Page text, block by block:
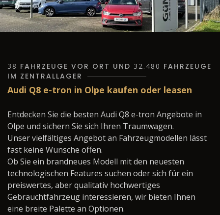
38 FAHRZEUGE VOR ORT UND 32.480 FAHRZEUGE
IM ZENTRALLAGER
Audi Q8 e-tron in Olpe kaufen oder leasen
Entdecken Sie die besten Audi Q8 e-tron Angebote in
Olpe und sichern Sie sich Ihren Traumwagen.
Unser vielfältiges Angebot an Fahrzeugmodellen lässt
fast keine Wünsche offen.
Ob Sie ein brandneues Modell mit den neuesten
technologischen Features suchen oder sich für ein
preiswertes, aber qualitativ hochwertiges
Gebrauchtfahrzeug interessieren, wir bieten Ihnen
eine breite Palette an Optionen.